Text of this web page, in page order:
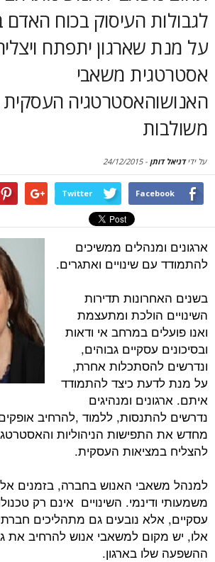
העיסוק בכוח האדם בחברה.
יתפתח ויצליח, על
משאבי
העסקית להיות
-
24/12/2015
Twitter
ממשיכים
שינויים ואתגרים.
תדירות
ומתעצמת
במרחב אי ודאות
גבוהים,
אחרת,
כיצד להתמודד
ומנהיגים
ללמוד ,להרחיב אופקים ולכוון
הניהוליות והאסטרטגיות כדי
העסקית.
האנוש בחברה, בזמנים אלו, תפקיד
השינויים אינם רק טכנולוגיים או
נובעים גם מתהליכים חברתיים. בזמנים
למשאבי אנוש להרחיב את גבולות
בארגון.